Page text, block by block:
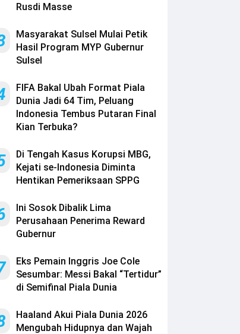
Rusdi Masse
Masyarakat Sulsel Mulai Petik
Hasil Program MYP Gubernur
Sulsel
FIFA Bakal Ubah Format Piala
Dunia Jadi 64 Tim, Peluang
Indonesia Tembus Putaran Final
Kian Terbuka?
Di Tengah Kasus Korupsi MBG,
Kejati se-Indonesia Diminta
Hentikan Pemeriksaan SPPG
Ini Sosok Dibalik Lima
Perusahaan Penerima Reward
Gubernur
Eks Pemain Inggris Joe Cole
Sesumbar: Messi Bakal “Tertidur”
di Semifinal Piala Dunia
Haaland Akui Piala Dunia 2026
Mengubah Hidupnya dan Wajah